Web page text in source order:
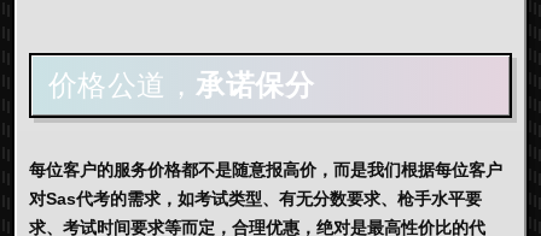
价格公道， 承诺保分
每位客户的服务价格都不是随意报高价，而是我们根据每位客户
对Sas代考的需求，如考试类型、有无分数要求、枪手水平要
求、考试时间要求等而定，合理优惠，绝对是最高性价比的代